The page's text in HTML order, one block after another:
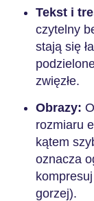
Tekst i
czytelny
stają się
zwięzłe.
Obrazy:
rozmiaru
kątem
oznacza
gorzej).